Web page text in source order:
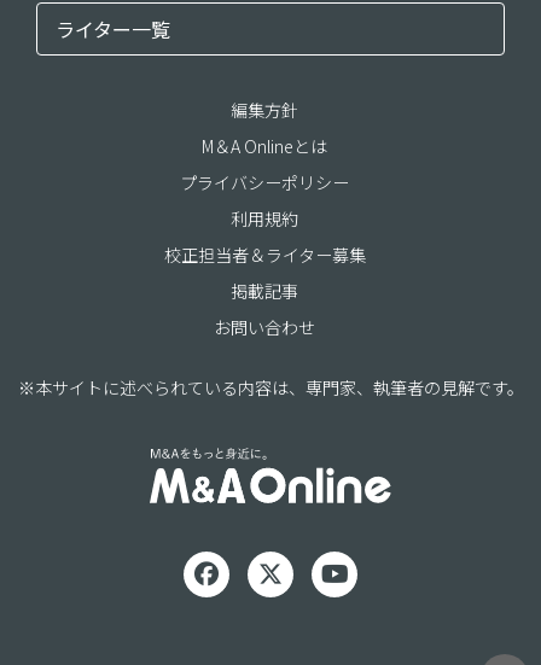
ライター一覧
編集方針
M＆A Onlineとは
プライバシーポリシー
利用規約
校正担当者＆ライター募集
掲載記事
お問い合わせ
※本サイトに述べられている内容は、専門家、執筆者の見解です。